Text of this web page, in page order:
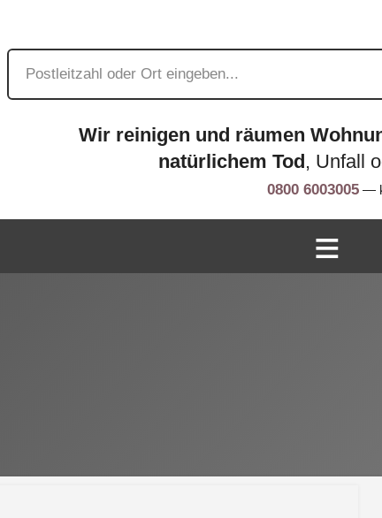
Wir reinigen und räumen
natürlichem Tod, Unfall
0800 6003005 —